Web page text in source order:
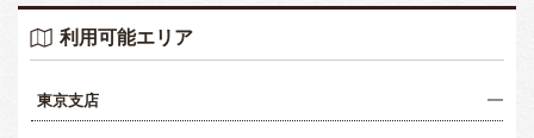
利用可能エリア
東京支店